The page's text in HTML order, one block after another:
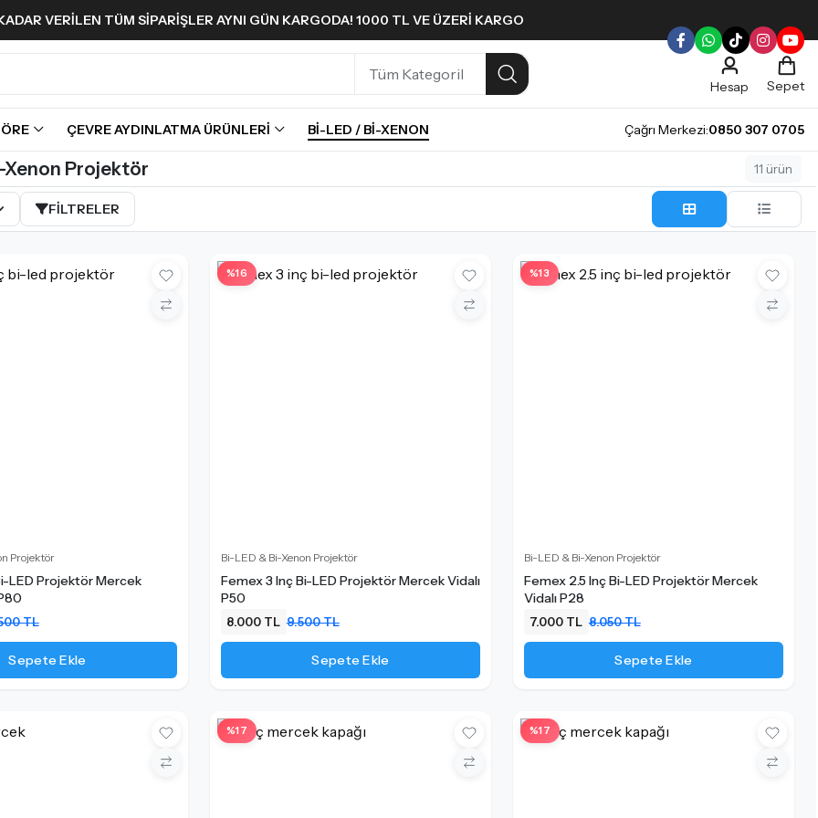
VERILEN TÜM SIPARIŞLER AYNI GÜN KARGODA! 1000 TL VE ÜZERI KARGO
Hesap
Sepet
ÇEVRE AYDINLATMA ÜRÜNLERI BI-LED / BI-XENON Çağrı Merkezi:0850 307 0705
Xenon Projektör 11 ürün
FILTRELER GRID GÖRÜNÜM
LISTE
Projektör
LED Projektör Mercek
TL
Sepete Ekle
%16
Bi-LED & Bi-Xenon Projektör
Femex 3 Inç Bi-LED Projektör Mercek Vidalı
P50
8.000 TL 9.500 TL
Sepete Ekle
%13
Bi-LED & Bi-Xenon Projektör
Femex 2.5 Inç Bi-LED Projektör Mercek
Vidalı P28
7.000 TL 8.050 TL
Sepete Ekle
%17 %17